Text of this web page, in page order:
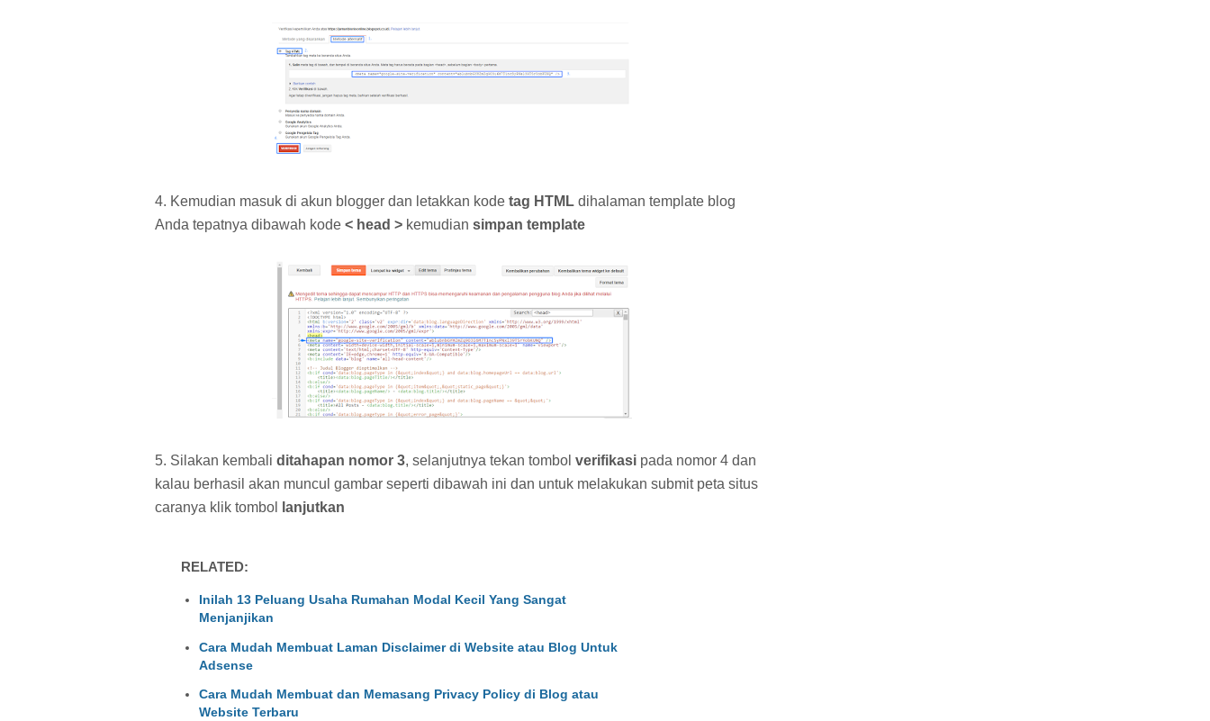
4. Kemudian masuk di akun blogger dan letakkan kode tag HTML dihalaman template blog
Anda tepatnya dibawah kode < head > kemudian simpan template
5. Silakan kembali ditahapan nomor 3, selanjutnya tekan tombol verifikasi pada nomor 4 dan
kalau berhasil akan muncul gambar seperti dibawah ini dan untuk melakukan submit peta situs
caranya klik tombol
lanjutkan
RELATED:
Inilah 13 Peluang Usaha Rumahan Modal Kecil Yang Sangat
Menjanjikan
Cara Mudah Membuat Laman Disclaimer di Website atau Blog Untuk
Adsense
Cara Mudah Membuat dan Memasang Privacy Policy di Blog atau
Website Terbaru